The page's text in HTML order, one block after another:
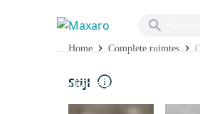
badkamers
Home Complete ruimtes
Stijl